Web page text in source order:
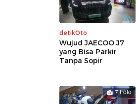
detikOto
Wujud JAECOO J7
yang Bisa Parkir
Tanpa Sopir
7 Foto